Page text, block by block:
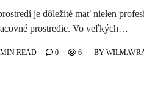
je dôležité mať nielen
prostredie. Vo veľkých…
BY
READ 0 6